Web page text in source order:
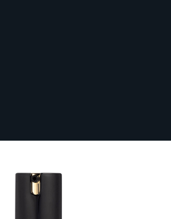
ab 100 € Bestellwert (inkl.